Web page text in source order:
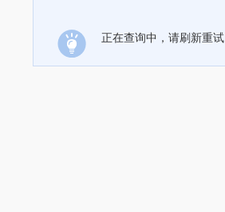
正在查询中，请刷新重试